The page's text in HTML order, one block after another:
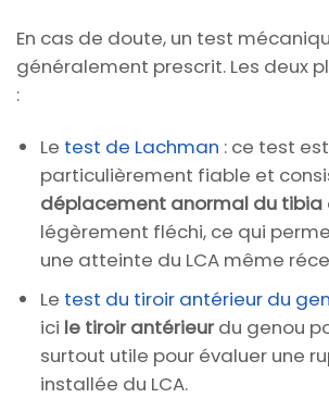
En cas de doute, un test
généralement prescrit. Les deux
:
Le test de Lachman : ce test est
particulièrement fiable et
déplacement anormal du tibia
légèrement fléchi, ce qui
une atteinte du LCA même
Le test du tiroir antérieur du
ici le tiroir antérieurdu genou
surtout utile pour évaluer une
installée du LCA.